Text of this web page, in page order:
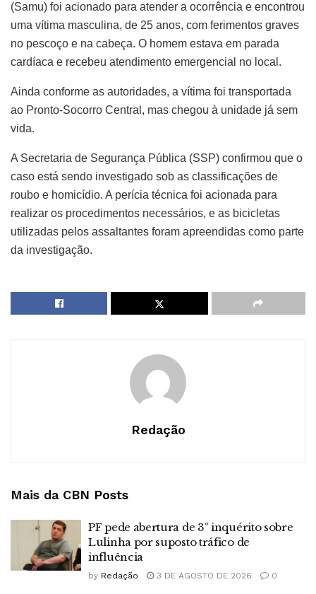
(Samu) foi acionado para atender a ocorrência e encontrou
uma vítima masculina, de 25 anos, com ferimentos graves
no pescoço e na cabeça. O homem estava em parada
cardíaca e recebeu atendimento emergencial no local.
Ainda conforme as autoridades, a vítima foi transportada
ao Pronto-Socorro Central, mas chegou à unidade já sem
vida.
A Secretaria de Segurança Pública (SSP) confirmou que o
caso está sendo investigado sob as classificações de
roubo e homicídio. A perícia técnica foi acionada para
realizar os procedimentos necessários, e as bicicletas
utilizadas pelos assaltantes foram apreendidas como parte
da investigação.
Redação
Mais da CBN Posts
PF pede abertura de 3º inquérito sobre
Lulinha por suposto tráfico de
influência
by Redação 3 DE AGOSTO DE 2026 0